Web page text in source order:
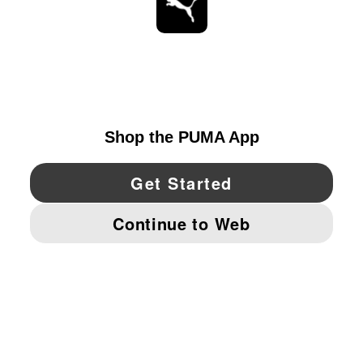
YouTube Twitter Pinterest
IMPRINT AND LEGAL DATA